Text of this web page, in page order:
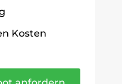
Kosten